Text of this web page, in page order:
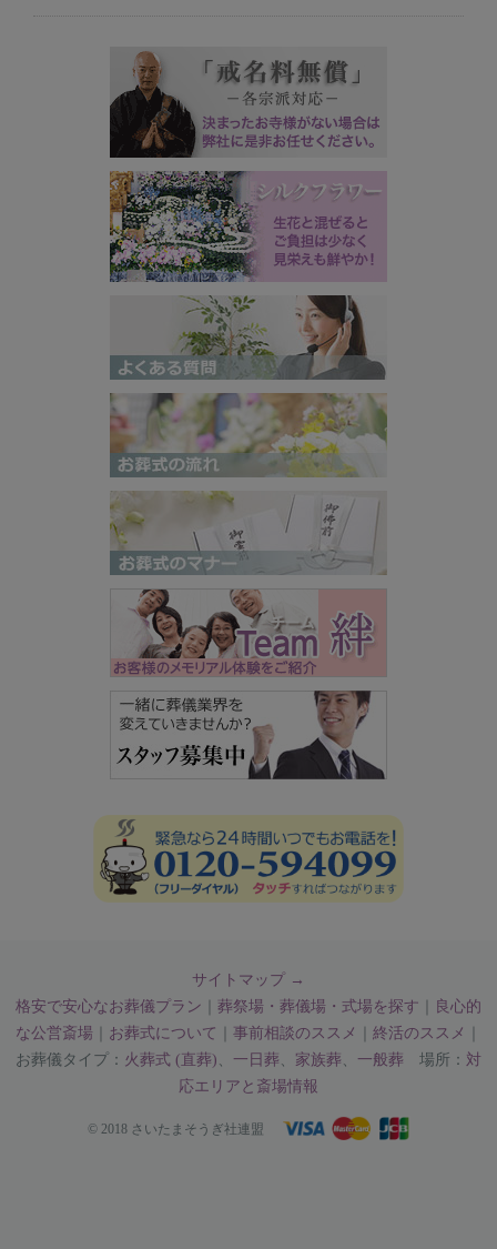
サイトマップ →
格安で安心なお葬儀プラン
葬祭場・葬儀場・式場を探す
良心的
な公営斎場
お葬式について 事前相談のススメ 終活のススメ
お葬儀タイプ： 火葬式 (直葬) 一日葬 家族葬 一般葬 場所： 対
応エリアと斎場情報
© 2018 さいたまそうぎ社連盟